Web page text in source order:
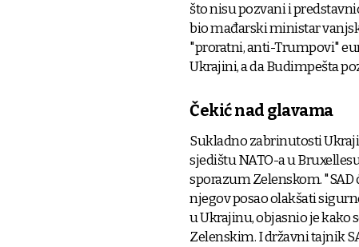
što nisu pozvani i
bio mađarski ministar
"proratni, anti-Trumpovi"
Ukrajini, a da Budimpešta
Čekić nad glavama
Sukladno zabrinutosti
sjedištu NATO-a u
sporazum Zelenskom. "SAD
njegov posao olakšati
u Ukrajinu, objasnio je kako
Zelenskim. I državni tajnik